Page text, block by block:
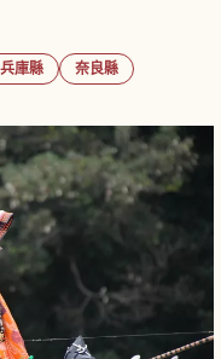
兵庫縣
奈良縣